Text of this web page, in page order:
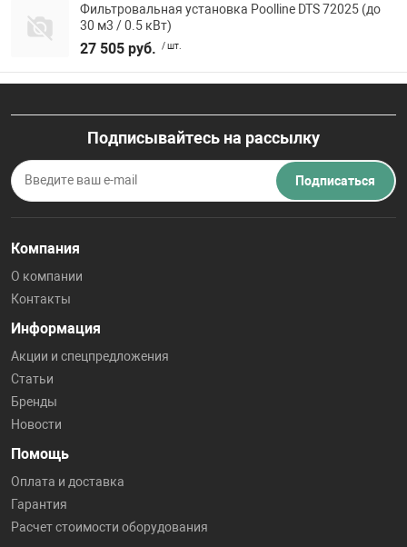
Фильтровальная установка Poolline DTS 72025 (до
30 м3 / 0.5 кВт)
27 505 руб. / шт.
Подписывайтесь на рассылку
Подписаться
Компания
О компании
Контакты
Информация
Акции и спецпредложения
Статьи
Бренды
Новости
Помощь
Оплата и доставка
Гарантия
Расчет стоимости оборудования